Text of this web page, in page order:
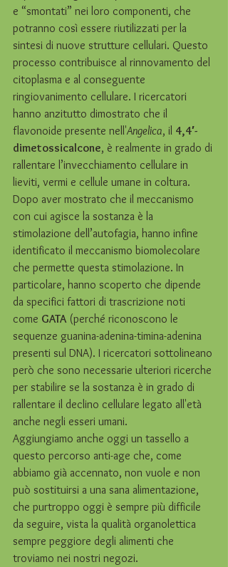
e “smontati” nei loro componenti, che
potranno così essere riutilizzati per la
sintesi di nuove strutture cellulari. Questo
processo contribuisce al rinnovamento del
citoplasma e al conseguente
ringiovanimento cellulare. I ricercatori
hanno anzitutto dimostrato che il
flavonoide presente nell'Angelica, il 4,4′-
dimetossicalcone, è realmente in grado di
rallentare l’invecchiamento cellulare in
lieviti, vermi e cellule umane in coltura.
Dopo aver mostrato che il meccanismo
con cui agisce la sostanza è la
stimolazione dell’autofagia, hanno infine
identificato il meccanismo biomolecolare
che permette questa stimolazione. In
particolare, hanno scoperto che dipende
da specifici fattori di trascrizione noti
come GATA (perché riconoscono le
sequenze guanina-adenina-timina-adenina
presenti sul DNA). I ricercatori sottolineano
però che sono necessarie ulteriori ricerche
per stabilire se la sostanza è in grado di
rallentare il declino cellulare legato all'età
anche negli esseri umani.
Aggiungiamo anche oggi un tassello a
questo percorso anti-age che, come
abbiamo già accennato, non vuole e non
può sostituirsi a una sana alimentazione,
che purtroppo oggi è sempre più difficile
da seguire, vista la qualità organolettica
sempre peggiore degli alimenti che
troviamo nei nostri negozi.